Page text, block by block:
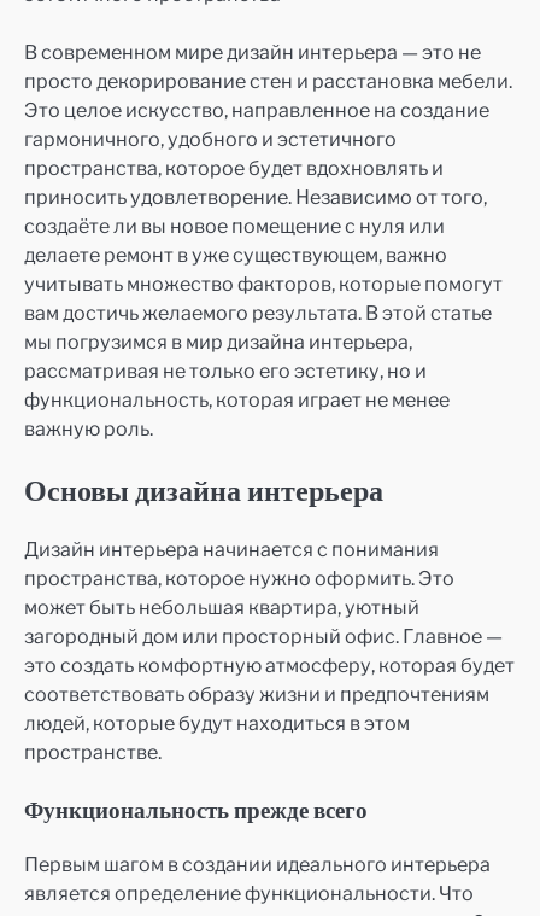
В современном мире дизайн интерьера — это не
просто декорирование стен и расстановка мебели.
Это целое искусство, направленное на создание
гармоничного, удобного и эстетичного
пространства, которое будет вдохновлять и
приносить удовлетворение. Независимо от того,
создаёте ли вы новое помещение с нуля или
делаете ремонт в уже существующем, важно
учитывать множество факторов, которые помогут
вам достичь желаемого результата. В этой статье
мы погрузимся в мир дизайна интерьера,
рассматривая не только его эстетику, но и
функциональность, которая играет не менее
важную роль.
Основы дизайна интерьера
Дизайн интерьера начинается с понимания
пространства, которое нужно оформить. Это
может быть небольшая квартира, уютный
загородный дом или просторный офис. Главное —
это создать комфортную атмосферу, которая будет
соответствовать образу жизни и предпочтениям
людей, которые будут находиться в этом
пространстве.
Функциональность прежде всего
Первым шагом в создании идеального интерьера
является определение функциональности. Что